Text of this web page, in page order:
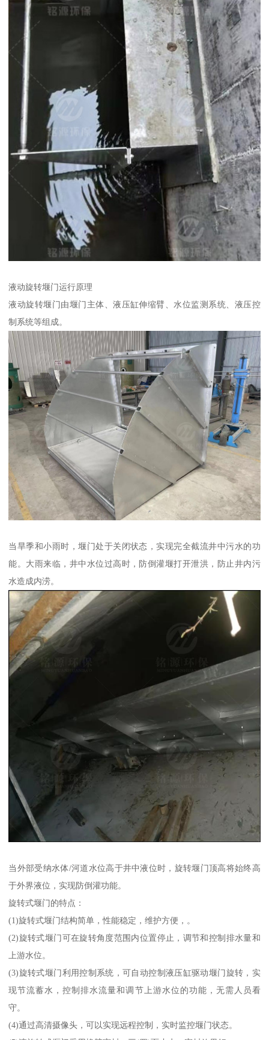
液动旋转堰门运行原理
液动旋转堰门由堰门主体、液压缸伸缩臂、水位监测系统、液压控
制系统等组成。
当旱季和小雨时，堰门处于关闭状态，实现完全截流井中污水的功
能。大雨来临，井中水位过高时，防倒灌堰打开泄洪，防止井内污
水造成内涝。
当外部受纳水体/河道水位高于井中液位时，旋转堰门顶高将始终高
于外界液位，实现防倒灌功能。
旋转式堰门的特点：
(1)旋转式堰门结构简单，性能稳定，维护方便，。
(2)旋转式堰门可在旋转角度范围内位置停止，调节和控制排水量和
上游水位。
(3)旋转式堰门利用控制系统，可自动控制液压缸驱动堰门旋转，实
现节流蓄水，控制排水流量和调节上游水位的功能，无需人员看
守。
(4)通过高清摄像头，可以实现远程控制，实时监控堰门状态。